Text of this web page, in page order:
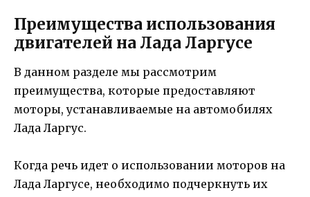
Преимущества использования
двигателей на Лада Ларгусе
В данном разделе мы рассмотрим
преимущества, которые предоставляют
моторы, устанавливаемые на автомобилях
Лада Ларгус.
Когда речь идет о использовании моторов на
Лада Ларгусе, необходимо подчеркнуть их